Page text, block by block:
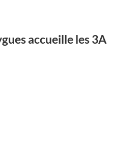
accueille les 3A